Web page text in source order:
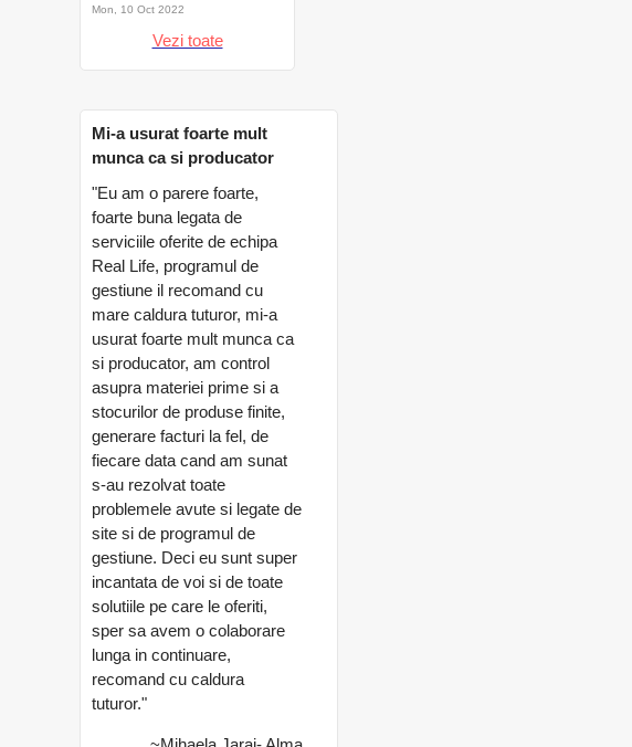
Mon, 10 Oct 2022
Vezi toate
Mi-a usurat foarte mult
munca ca si producator
"Eu am o parere foarte,
foarte buna legata de
serviciile oferite de echipa
Real Life, programul de
gestiune il recomand cu
mare caldura tuturor, mi-a
usurat foarte mult munca ca
si producator, am control
asupra materiei prime si a
stocurilor de produse finite,
generare facturi la fel, de
fiecare data cand am sunat
s-au rezolvat toate
problemele avute si legate de
site si de programul de
gestiune. Deci eu sunt super
incantata de voi si de toate
solutiile pe care le oferiti,
sper sa avem o colaborare
lunga in continuare,
recomand cu caldura
tuturor."